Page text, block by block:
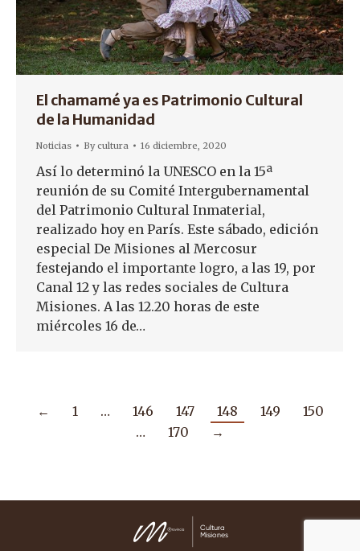
El chamamé ya es Patrimonio Cultural
de la Humanidad
Noticias Bycultura 16 diciembre, 2020
Así lo determinó la UNESCO en la 15ª
reunión de su Comité Intergubernamental
del Patrimonio Cultural Inmaterial,
realizado hoy en París. Este sábado, edición
especial De Misiones al Mercosur
festejando el importante logro, a las 19, por
Canal 12 y las redes sociales de Cultura
Misiones. A las 12.20 horas de este
miércoles 16 de…
← 1 … 146 147 148 149
150
…
170 →